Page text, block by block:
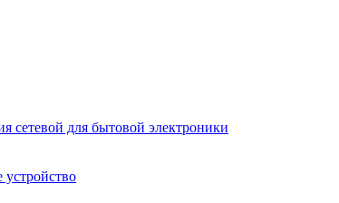
сетевой для бытовой электроники
устройство